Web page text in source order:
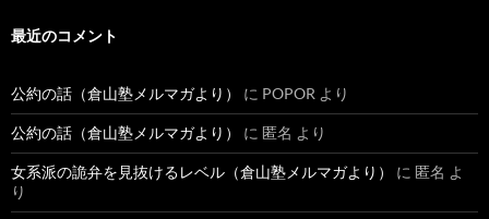
最近のコメント
公約の話（倉山塾メルマガより） に POPOR より
公約の話（倉山塾メルマガより） に 匿名 より
女系派の詭弁を見抜けるレベル（倉山塾メルマガより） に 匿名 よ
り